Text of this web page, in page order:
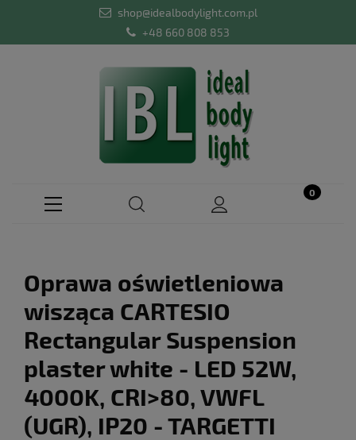
shop@idealbodylight.com.pl
+48 660 808 853
Oprawa oświetleniowa
wisząca CARTESIO
Rectangular Suspension
plaster white - LED 52W,
4000K, CRI>80, VWFL
(UGR), IP20 - TARGETTI